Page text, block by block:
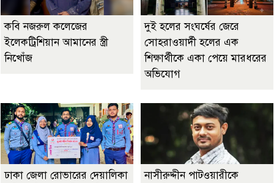
কবি নজরুল কলেজের
ইলেকট্রিশিয়ান আমানের স্ত্রী
নিখোঁজ
দুই হলের সংঘর্ষের জেরে
সোহরাওয়ার্দী হলের এক
শিক্ষার্থীকে একা পেয়ে মারধরের
অভিযোগ
ঢাকা জেলা রোভারের দেয়ালিকা
নাসীরুদ্দীন পাটওয়ারীকে